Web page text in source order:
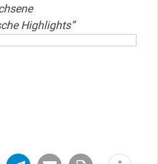
Highlights”